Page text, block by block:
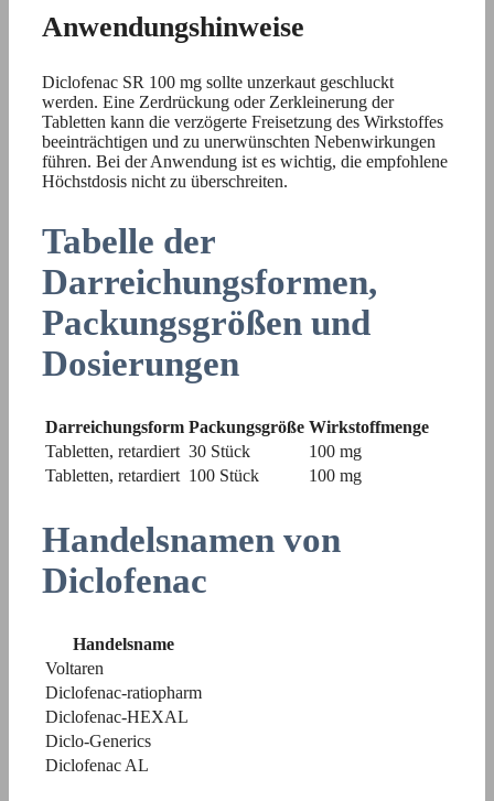
Anwendungshinweise
Diclofenac SR 100 mg sollte unzerkaut geschluckt
werden. Eine Zerdrückung oder Zerkleinerung der
Tabletten kann die verzögerte Freisetzung des Wirkstoffes
beeinträchtigen und zu unerwünschten Nebenwirkungen
führen. Bei der Anwendung ist es wichtig, die empfohlene
Höchstdosis nicht zu überschreiten.
Tabelle der
Darreichungsformen,
Packungsgrößen und
Dosierungen
Darreichungsform Packungsgröße Wirkstoffmenge
Tabletten, retardiert 30 Stück
100 mg
Tabletten, retardiert 100 Stück 100 mg
Handelsnamen von
Diclofenac
Handelsname
Voltaren
Diclofenac-ratiopharm
Diclofenac-HEXAL
Diclo-Generics
Diclofenac AL